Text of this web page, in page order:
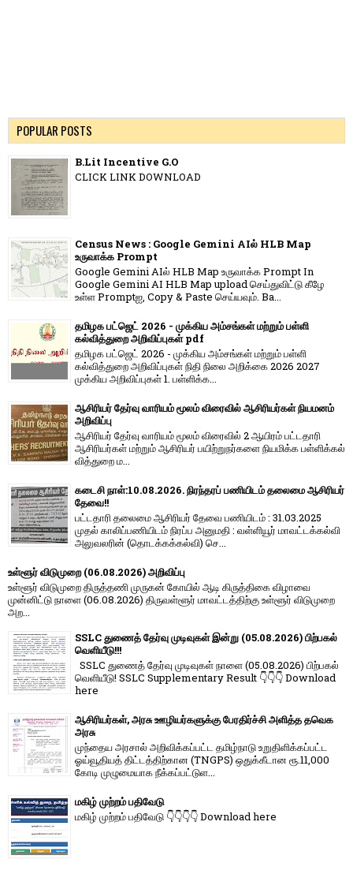
POPULAR POSTS
B.Lit Incentive G.O
CLICK LINK DOWNLOAD
Census News : Google Gemini AIல் HLB Map
உருவாக்க Prompt
Google Gemini AIல் HLB Map உருவாக்க Prompt In
Google Gemini AI HLB Map upload செய்துவிட்டு கீழே
உள்ள Promptஐ, Copy & Paste செய்யவும். Ba...
தமிழக பட்ஜெட் 2026 - முக்கிய அம்சங்கள் மற்றும் பள்ளி
கல்வித்துறை அறிவிப்புகள் pdf
தமிழக பட்ஜெட் 2026 - முக்கிய அம்சங்கள் மற்றும் பள்ளி
கல்வித்துறை அறிவிப்புகள் நிதி நிலை அறிக்கை 2026 2027
முக்கிய அறிவிப்புகள் 1. பள்ளிக்க...
ஆசிரியர் தேர்வு வாரியம் மூலம் விரைவில் ஆசிரியர்கள் நியமனம்
அறிவிப்பு
ஆசிரியர் தேர்வு வாரி​யம் மூலம் விரை​வில் 2 ஆயிரம் பட்​ட​தாரி
ஆசிரியர்​கள் மற்​றும் ஆசிரியர் பயிற்றுநர்​களை நியமிக்க பள்​ளிக்​கல்​
வித்​துறை ம...
கடைசி நாள்:10.08.2026. நிரந்தரப் பணியிடம் தலைமை ஆசிரியர்
தேவை!!
பட்டதாரி தலைமை ஆசிரியர் தேவை பணியிடம் : 31.03.2025
முதல் காலிப்பணியிடம் நிரப்ப அனுமதி : வள்ளியூர் மாவட்டக்கல்வி
அலுவலரின் (தொடக்கக்கல்வி) செ...
உள்ளூர் விடுமுறை (06.08.2026) அறிவிப்பு
உள்ளூர் விடுமுறை திருத்தணி முருகன் கோயில் ஆடி கிருத்திகை விழாவை
முன்னிட்டு நாளை (06.08.2026) திருவள்ளூர் மாவட்டத்திற்கு உள்ளூர் விடுமுறை
அற...
SSLC துணைத் தேர்வு முடிவுகள் இன்று (05.08.2026) பிற்பகல்
வெளியீடு!!!
SSLC துணைத் தேர்வு முடிவுகள் நாளை (05.08.2026) பிற்பகல்
வெளியீடு! SSLC Supplementary Result 👇👇👇 Download
here
ஆசிரியர்கள், அரசு ஊழியர்களுக்கு பேரதிர்ச்சி அளித்த தவெக
அரசு
முந்தைய அரசால் அறிவிக்கப்பட்ட தமிழ்நாடு உறுதிளிக்கப்பட்ட
ஓய்வூதியத் திட்டத்திற்கான (TNGPS) ஒதுக்கீடான ரூ.11,000
கோடி முழுமையாக நீக்கப்பட்டுள...
மகிழ் முற்றம் பதிவேடு
மகிழ் முற்றம் பதிவேடு 👇👇👇👇 Download here